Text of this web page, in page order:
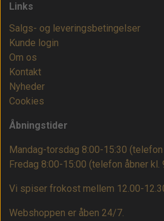
Links
Salgs- og leveringsbetingelser
Kunde login
Om os
Kontakt
Nyheder
Cookies
Åbningstider
Mandag-torsdag 8:00-15:30
Fredag 8:00-15:00 (telefon åbner kl.
Vi spiser frokost mellem 12.00-
Webshoppen er åben 24/7.